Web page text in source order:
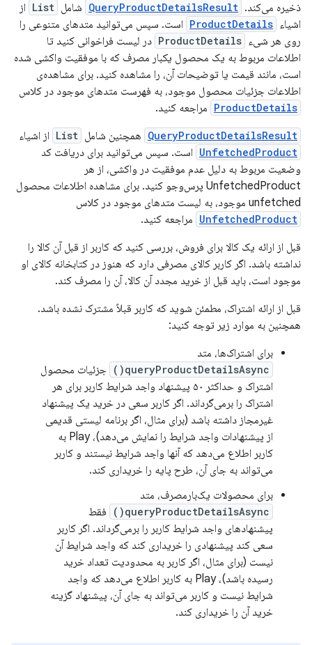
ذخیره می‌کند. QueryProductDetailsResult شامل List از
اشیاء ProductDetails است. سپس می‌توانید متدهای متنوعی را
روی هر شیء ProductDetails در لیست فراخوانی کنید تا
اطلاعات مربوط به یک محصول یکبار مصرف که با موفقیت واکشی شده
است، مانند قیمت یا توضیحات آن، را مشاهده کنید. برای مشاهده‌ی
اطلاعات جزئیات محصول موجود، به فهرست متدهای موجود در کلاس
ProductDetails مراجعه کنید.
QueryProductDetailsResult همچنین شامل List از اشیاء
UnfetchedProduct است. سپس می‌توانید برای دریافت کد
وضعیت مربوط به دلیل عدم موفقیت در واکشی، از هر
UnfetchedProduct پرس‌وجو کنید. برای مشاهده اطلاعات محصول
unfetched موجود، به لیست متدهای موجود در کلاس
UnfetchedProduct مراجعه کنید.
قبل از ارائه یک کالا برای فروش، بررسی کنید که کاربر از قبل آن کالا را
نداشته باشد. اگر کاربر کالای مصرفی دارد که هنوز در کتابخانه کالای او
موجود است، باید قبل از خرید مجدد آن کالا، آن را مصرف کند.
قبل از ارائه اشتراک، مطمئن شوید که کاربر قبلاً مشترک نشده باشد.
همچنین به موارد زیر توجه کنید:
برای اشتراک‌ها، متد
queryProductDetailsAsync()
جزئیات محصول
اشتراک و حداکثر ۵۰ پیشنهاد واجد شرایط کاربر برای هر
اشتراک را برمی‌گرداند. اگر کاربر سعی در خرید یک پیشنهاد
غیرمجاز داشته باشد (برای مثال، اگر برنامه لیستی قدیمی
از پیشنهادات واجد شرایط را نمایش می‌دهد)، Play به
کاربر اطلاع می‌دهد که آنها واجد شرایط نیستند و کاربر
می‌تواند به جای آن، طرح پایه را خریداری کند.
برای محصولات یک‌بارمصرف، متد
queryProductDetailsAsync()
فقط
پیشنهادهای واجد شرایط کاربر را برمی‌گرداند. اگر کاربر
سعی کند پیشنهادی را خریداری کند که واجد شرایط آن
نیست (برای مثال، اگر کاربر به محدودیت تعداد خرید
رسیده باشد)، Play به کاربر اطلاع می‌دهد که واجد
شرایط نیست و کاربر می‌تواند به جای آن، پیشنهاد گزینه
خرید آن را خریداری کند.